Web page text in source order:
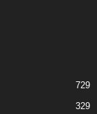
729
329